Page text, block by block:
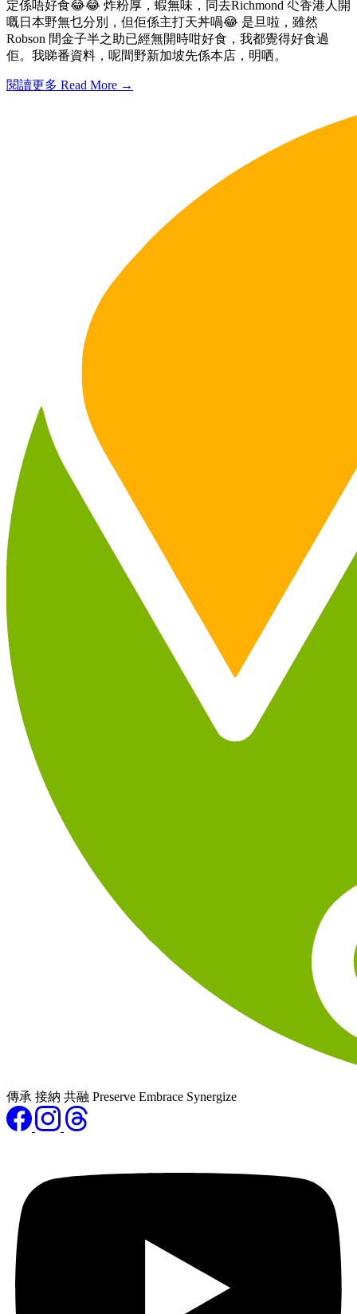
定係唔好食😂😂 炸粉厚，蝦無味，同去Richmond 尐香港人開
嘅日本野無乜分別，但佢係主打天丼喎😂 是旦啦，雖然
Robson 間金子半之助已經無開時咁好食，我都覺得好食過
佢。我睇番資料，呢間野新加坡先係本店，明哂。
閱讀更多 Read More →
傳承 接納 共融 Preserve Embrace Synergize